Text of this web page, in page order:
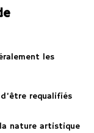
les
requalifiés
nature artistique